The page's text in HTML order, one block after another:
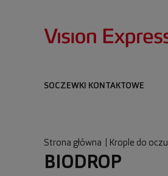
SOCZEWKI KONTAKTOWE
Strona główna Krople do oczu
BIODROP